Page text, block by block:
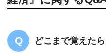
どこまで覚えた